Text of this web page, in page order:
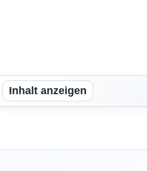
Inhalt anzeigen